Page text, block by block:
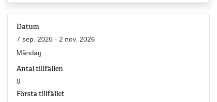
Datum
7 sep. 2026 - 2 nov. 2026
Måndag
Antal tillfällen
8
Första tillfället